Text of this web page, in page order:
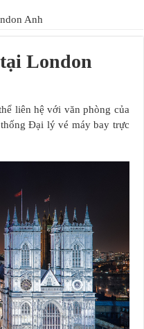
Anh
London
liên hệ với văn phòng của
Đại lý vé máy bay trực